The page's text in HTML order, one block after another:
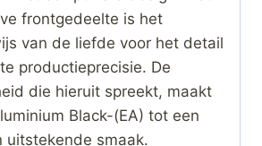
frontgedeelte is het
van de liefde voor het detail
productieprecisie. De
die hieruit spreekt, maakt
Black-(EA) tot een
uitstekende smaak.